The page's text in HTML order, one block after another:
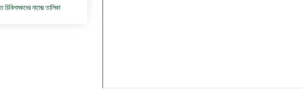
চিকিৎসকদের নামের তালিকা